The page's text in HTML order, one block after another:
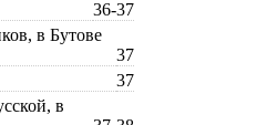
36-37
в Бутове
37
37
в